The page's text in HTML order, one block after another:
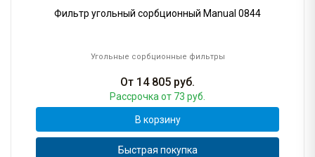
Фильтр угольный сорбционный Manual 0844
Угольные сорбционные фильтры
От 14 805 руб.
Рассрочка от 73 руб.
В корзину
Быстрая покупка